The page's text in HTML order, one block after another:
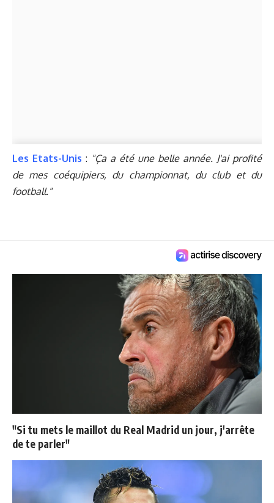
Les Etats-Unis : "Ça a été une belle année. J'ai profité
de mes coéquipiers, du championnat, du club et du
football."
"Si tu mets le maillot du Real Madrid un jour, j'arrête
de te parler"